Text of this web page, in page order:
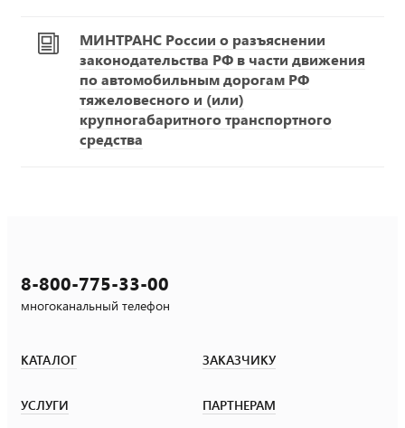
МИНТРАНС России о разъяснении
законодательства РФ в части движения
по автомобильным дорогам РФ
тяжеловесного и (или)
крупногабаритного транспортного
средства
8-800-775-33-00
многоканальный телефон
КАТАЛОГ ЗАКАЗЧИКУ
УСЛУГИ ПАРТНЕРАМ